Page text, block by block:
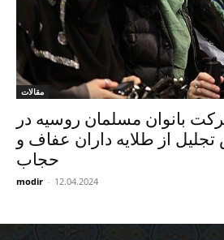
مقالات
بانوان مسلمان روسیه در
از طلایه داران عفاف و
حجاب
modir - 12.04.2024